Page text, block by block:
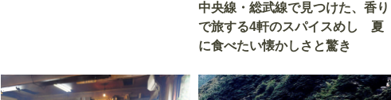
中央線・総武線で見つけた、香り
で旅する4軒のスパイスめし 夏
に食べたい懐かしさと驚き